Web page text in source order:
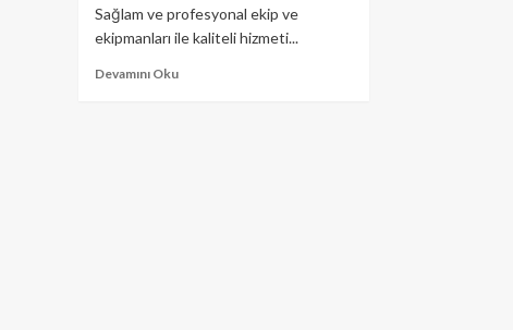
Sağlam ve profesyonal ekip ve
ekipmanları ile kaliteli hizmeti...
Devamını Oku